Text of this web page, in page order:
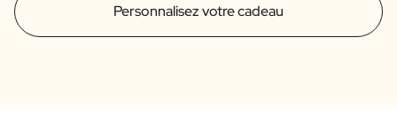
Personnalisez votre cadeau